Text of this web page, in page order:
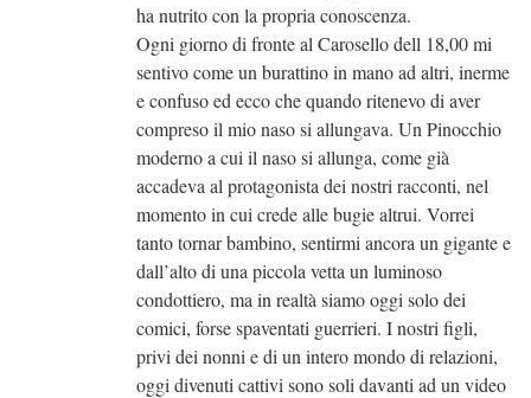
ha nutrito con la propria conoscenza.
Ogni giorno di fronte al Carosello dell 18,00 mi
sentivo come un burattino in mano ad altri, inerme
e confuso ed ecco che quando ritenevo di aver
compreso il mio naso si allungava. Un Pinocchio
moderno a cui il naso si allunga, come già
accadeva al protagonista dei nostri racconti, nel
momento in cui crede alle bugie altrui. Vorrei
tanto tornar bambino, sentirmi ancora un gigante e
dall’alto di una piccola vetta un luminoso
condottiero, ma in realtà siamo oggi solo dei
comici, forse spaventati guerrieri. I nostri figli,
privi dei nonni e di un intero mondo di relazioni,
oggi divenuti cattivi sono soli davanti ad un video